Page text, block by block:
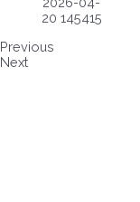
Previous
Next